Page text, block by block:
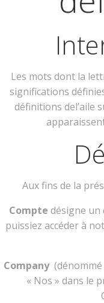
Les mots dont la
significations
définitions del’aile
Aux fins de la
Compte désigne un
puissiez accéder à
Company(dénommé
« Nos » dans le